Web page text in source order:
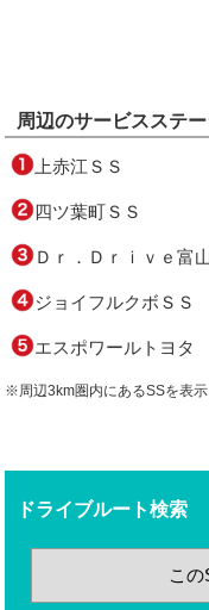
周辺のサービスステ
上赤江ＳＳ
四ツ葉町ＳＳ
Ｄｒ．Ｄｒｉｖｅ富
ジョイフルクボＳＳ
エスポワールトヨタ
※周辺3km圏内にあるSSを表示
ドライブルート検索
こ